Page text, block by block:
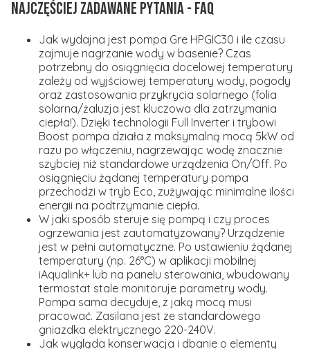
NAJCZĘŚCIEJ ZADAWANE PYTANIA - FAQ
Jak wydajna jest pompa Gre HPGIC30 i ile czasu
zajmuje nagrzanie wody w basenie? Czas
potrzebny do osiągnięcia docelowej temperatury
zależy od wyjściowej temperatury wody, pogody
oraz zastosowania przykrycia solarnego (folia
solarna/żaluzja jest kluczowa dla zatrzymania
ciepła!). Dzięki technologii Full Inverter i trybowi
Boost pompa działa z maksymalną mocą 5kW od
razu po włączeniu, nagrzewając wodę znacznie
szybciej niż standardowe urządzenia On/Off. Po
osiągnięciu żądanej temperatury pompa
przechodzi w tryb Eco, zużywając minimalne ilości
energii na podtrzymanie ciepła.
W jaki sposób steruje się pompą i czy proces
ogrzewania jest zautomatyzowany? Urządzenie
jest w pełni automatyczne. Po ustawieniu żądanej
temperatury (np. 26°C) w aplikacji mobilnej
iAqualink+ lub na panelu sterowania, wbudowany
termostat stale monitoruje parametry wody.
Pompa sama decyduje, z jaką mocą musi
pracować. Zasilana jest ze standardowego
gniazdka elektrycznego 220-240V.
Jak wygląda konserwacja i dbanie o elementy